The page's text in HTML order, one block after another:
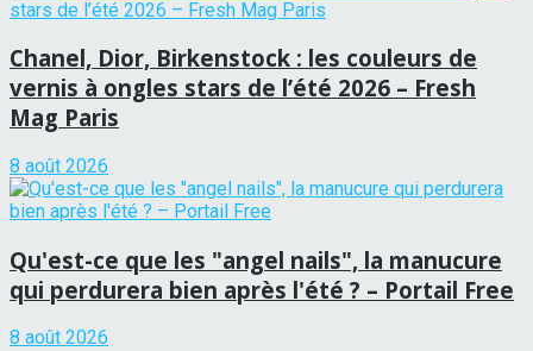
Chanel, Dior, Birkenstock : les couleurs de
vernis à ongles stars de l’été 2026 – Fresh
Mag Paris
8 août 2026
Qu'est-ce que les "angel nails", la manucure
qui perdurera bien après l'été ? – Portail Free
8 août 2026